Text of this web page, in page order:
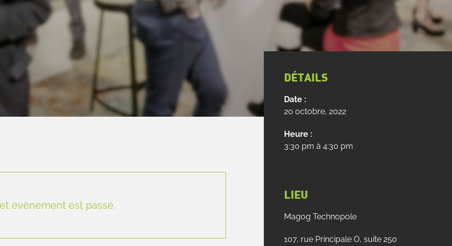
évènement est passé.
DÉTAILS
Date :
20 octobre, 2022
Heure :
3:30 pm à 4:30 pm
LIEU
Magog Technopole
107, rue Principale O, suite 250